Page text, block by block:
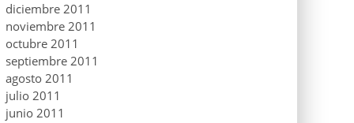
diciembre 2011
noviembre 2011
octubre 2011
septiembre 2011
agosto 2011
julio 2011
junio 2011